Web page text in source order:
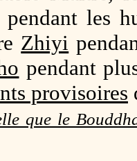
pendant les
Zhiyi
pendant
provisoires
que le